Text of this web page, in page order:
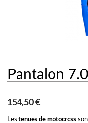
Pantalon
154,50 €
Les tenues de motocross